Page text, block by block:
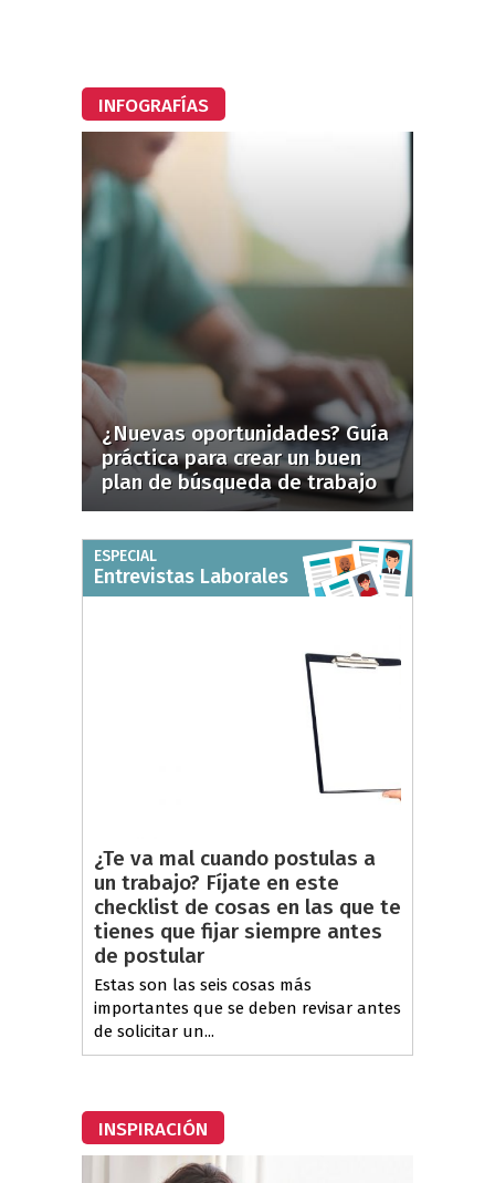
INFOGRAFÍAS
¿Nuevas oportunidades? Guía
práctica para crear un buen
plan de búsqueda de trabajo
ESPECIAL
Entrevistas Laborales
¿Te va mal cuando postulas a
un trabajo? Fíjate en este
checklist de cosas en las que te
tienes que fijar siempre antes
de postular
Estas son las seis cosas más
importantes que se deben revisar antes
de solicitar un...
INSPIRACIÓN